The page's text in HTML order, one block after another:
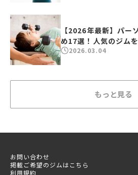
【2026年最新】パー
め17選！人気のジム
2026.03.04
もっと見る
お問い合わせ
掲載ご希望のジムはこちら
利用規約